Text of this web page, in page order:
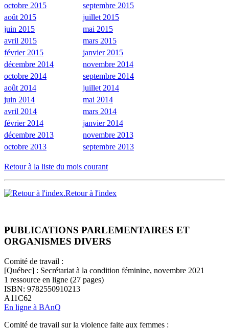
octobre 2015
septembre 2015
août 2015
juillet 2015
juin 2015
mai 2015
avril 2015
mars 2015
février 2015
janvier 2015
décembre 2014
novembre 2014
octobre 2014
septembre 2014
août 2014
juillet 2014
juin 2014
mai 2014
avril 2014
mars 2014
février 2014
janvier 2014
décembre 2013
novembre 2013
octobre 2013
septembre 2013
Retour à la liste du mois courant
Retour à l'index
PUBLICATIONS PARLEMENTAIRES ET
ORGANISMES DIVERS
Comité de travail :
[Québec] : Secrétariat à la condition féminine, novembre 2021
1 ressource en ligne (27 pages)
ISBN: 9782550910213
A11C62
En ligne à BAnQ
Comité de travail sur la violence faite aux femmes :